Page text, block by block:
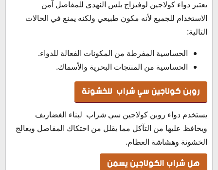
يعتبر دواء كولاجين لوفيزاج بلس النهدي للمفاصل آمن
الاستخدام للجميع لأنه مكون طبيعي ولكنه يمنع في الحالات
التالية:
الحساسية المفرطة من المكونات الفعالة للدواء.
الحساسية من المنتجات البحرية والأسماك.
روبن كولاجين سي شراب للخشونة
يستخدم دواء روبن كولاجين سي شراب لبناء الغضاريف
ويحافظ عليها من التآكل مما يقلل من احتكاك المفاصل ويعالج
الخشونة وهشاشة العظام.
هل شراب الكولاجين يسمن